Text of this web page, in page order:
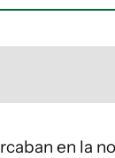
en la